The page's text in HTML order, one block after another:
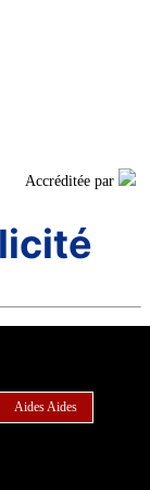
Accréditée par
AidesAides